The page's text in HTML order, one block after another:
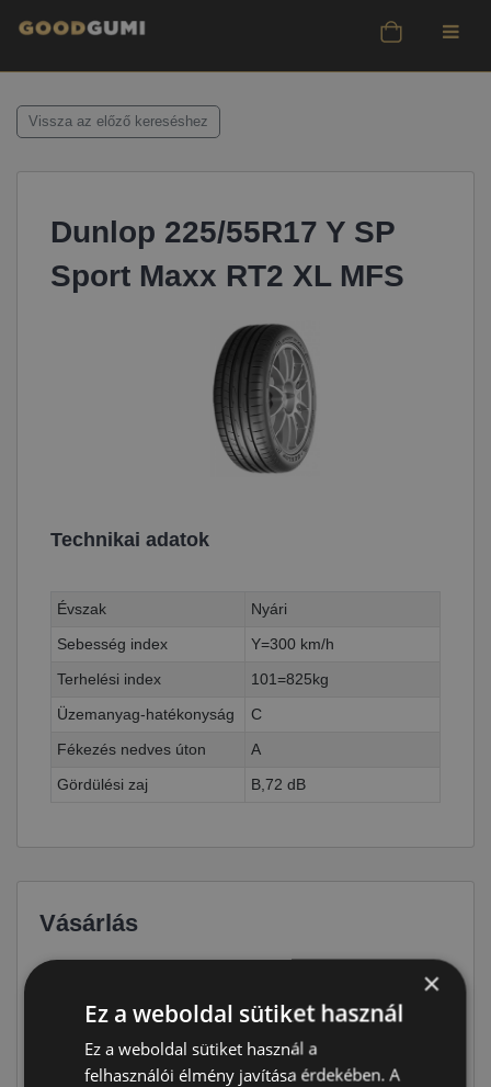
Vissza az előző kereséshez
Dunlop 225/55R17 Y SP
Sport Maxx RT2 XL MFS
Technikai adatok
Évszak
Nyári
Sebesség index
Y=300 km/h
Terhelési index
101=825kg
Üzemanyag-hatékonyság
C
Fékezés nedves úton
A
Gördülési zaj
B,72 dB
Vásárlás
49 290 Ft
×
Ez a weboldal sütiket használ
Ez a weboldal sütiket használ a
felhasználói élmény javítása érdekében. A